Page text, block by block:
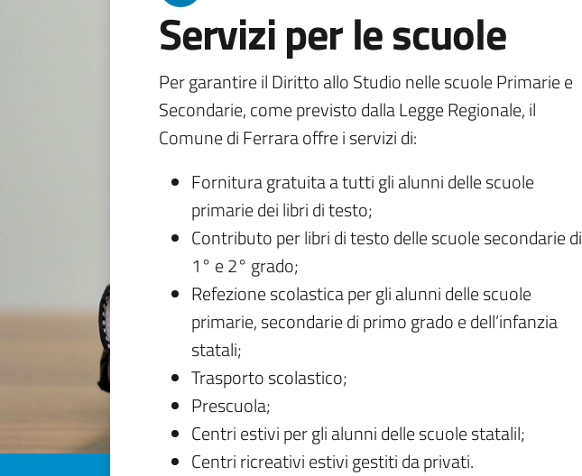
Servizi per le scuole
Per garantire il Diritto allo Studio nelle scuole Primarie e
Secondarie, come previsto dalla Legge Regionale, il
Comune di Ferrara offre i servizi di:
Fornitura gratuita a tutti gli alunni delle scuole
primarie dei libri di testo;
Contributo per libri di testo delle scuole secondarie di
1° e 2° grado;
Refezione scolastica per gli alunni delle scuole
primarie, secondarie di primo grado e dell’infanzia
statali;
Trasporto scolastico;
Prescuola;
Centri estivi per gli alunni delle scuole statalil;
Centri ricreativi estivi gestiti da privati.